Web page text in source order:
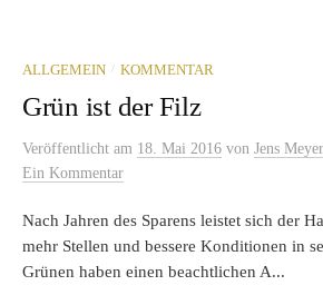
ALLGEMEIN / KOMMENTAR
Grün ist der Filz
Veröffentlicht am 18. Mai 2016 von Jens
Ein Kommentar
Nach Jahren des Sparens leistet sich der
mehr Stellen und bessere Konditionen in
Grünen haben einen beachtlichen A...